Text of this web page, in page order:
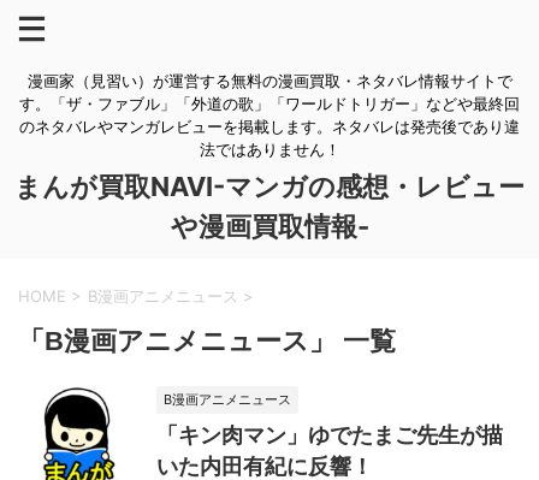
漫画家（見習い）が運営する無料の漫画買取・ネタバレ情報サイトで
す。「ザ・ファブル」「外道の歌」「ワールドトリガー」などや最終回
のネタバレやマンガレビューを掲載します。ネタバレは発売後であり違
法ではありません！
まんが買取NAVI-マンガの感想・レビュー
や漫画買取情報-
HOME > B漫画アニメニュース >
「B漫画アニメニュース」 一覧
B漫画アニメニュース
「キン肉マン」ゆでたまご先生が描
いた内田有紀に反響！